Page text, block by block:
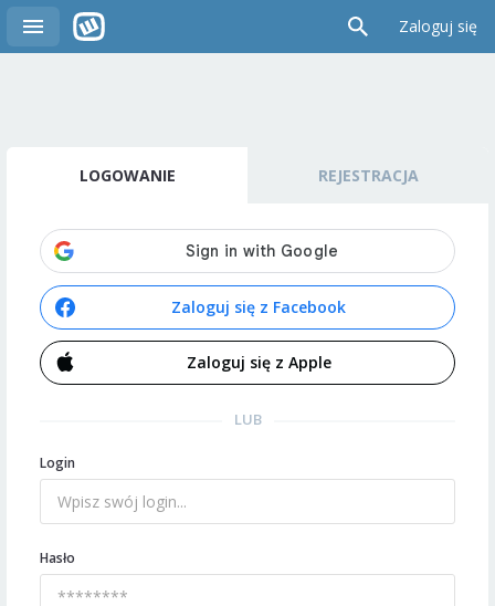
Zaloguj się
LOGOWANIE REJESTRACJA
Zaloguj się z Facebook
Zaloguj się z Apple
LUB
Login
Hasło